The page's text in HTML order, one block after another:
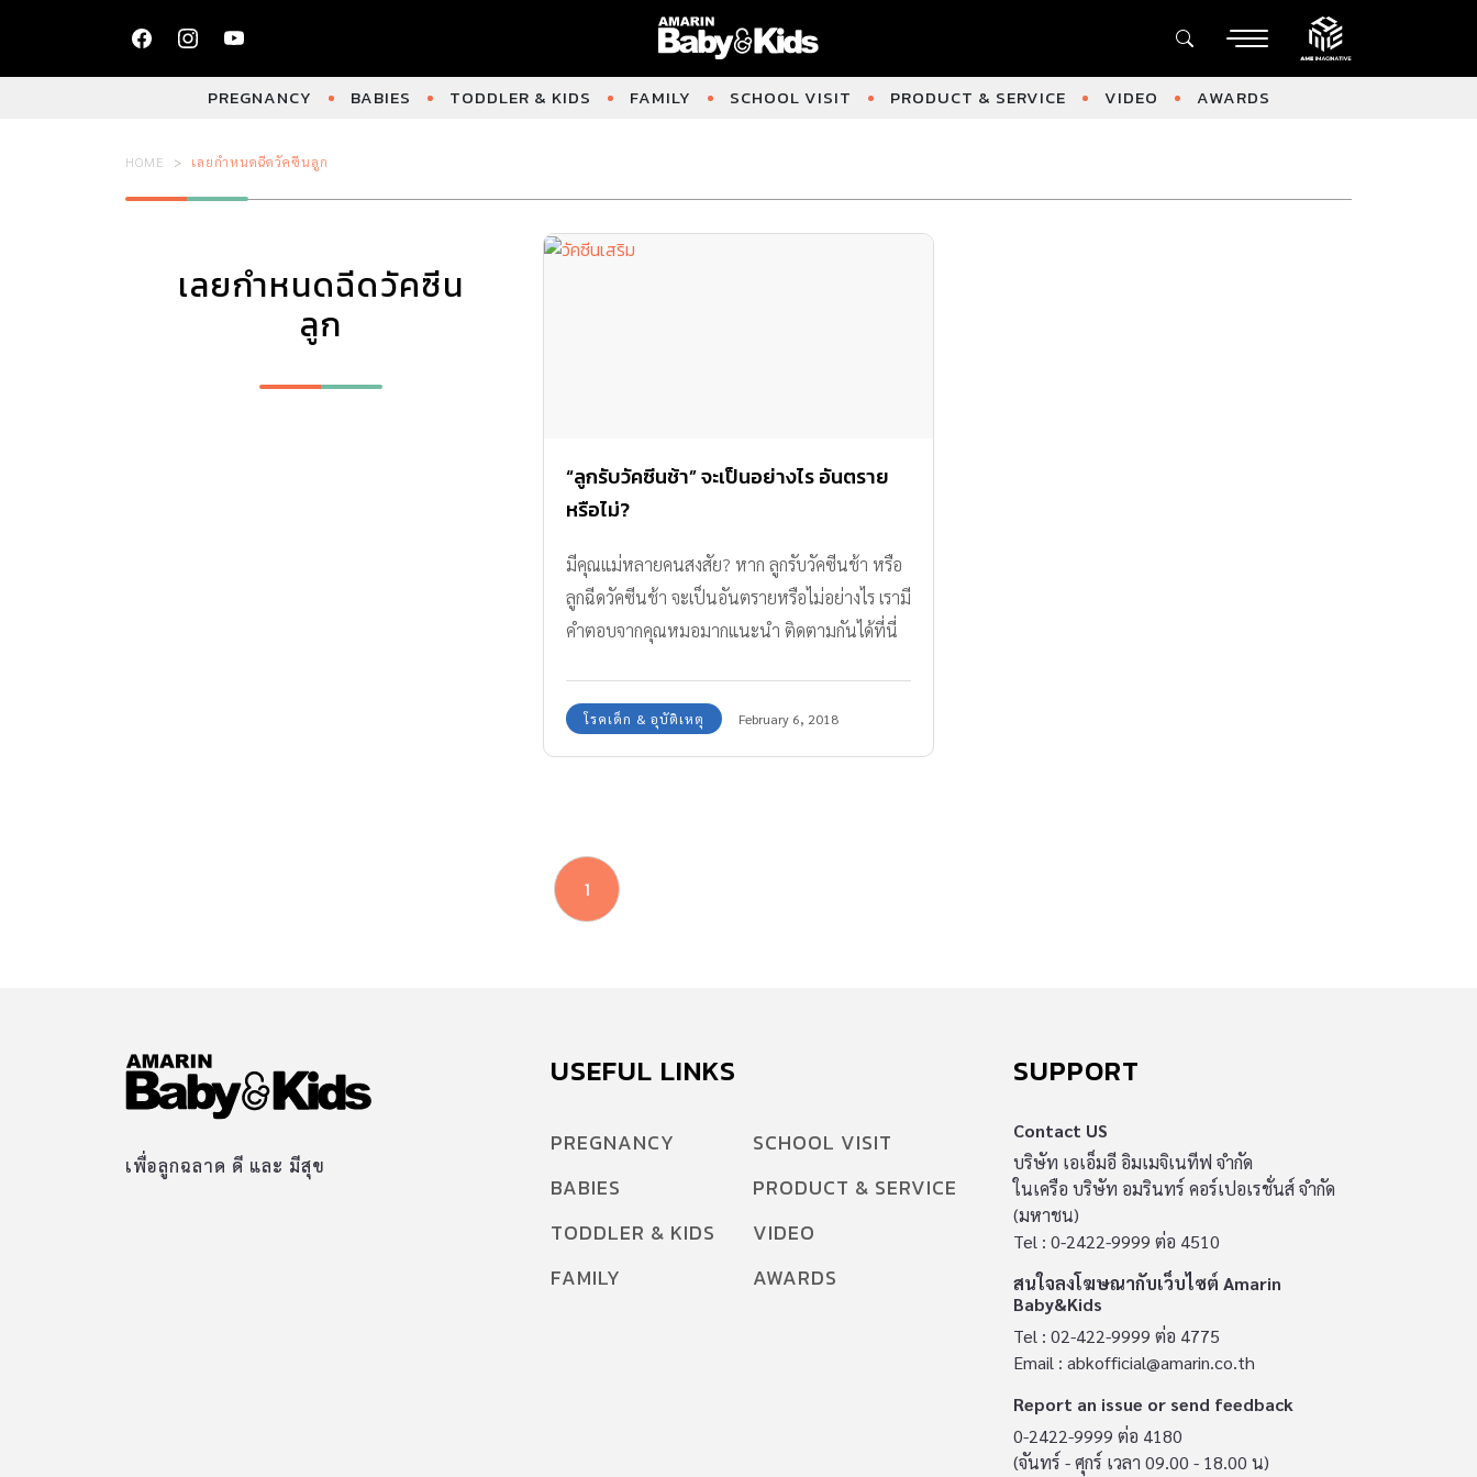
PREGNANCY BABIES TODDLER & KIDS FAMILY SCHOOL VISIT PRODUCT & SERVICE VIDEO AWARDS
HOME เลยกำหนดฉีดวัคซีนลูก
เลยกำหนดฉีดวัคซีน
ลูก
“ลูกรับวัคซีนช้า” จะเป็นอย่างไร อันตราย
หรือไม่?
มีคุณแม่หลายคนสงสัย? หาก ลูกรับวัคซีนช้า หรือ
ลูกฉีดวัคซีนช้า จะเป็นอันตรายหรือไม่อย่างไร เรามี
คำตอบจากคุณหมอมากแนะนำ ติดตามกันได้ที่นี่
โรคเด็ก & อุบัติเหตุ February 6, 2018
1
เพื่อลูกฉลาด ดี และ มีสุข
USEFUL LINKS
PREGNANCY
BABIES
TODDLER & KIDS
FAMILY
SCHOOL VISIT
PRODUCT & SERVICE
VIDEO
AWARDS
SUPPORT
Contact US
บริษัท เอเอ็มอี อิมเมจิเนทีฟ จำกัด
ในเครือ บริษัท อมรินทร์ คอร์เปอเรชั่นส์ จำกัด
(มหาชน)
Tel : 0-2422-9999 ต่อ 4510
สนใจลงโฆษณากับเว็บไซต์ Amarin
Baby&Kids
Tel : 02-422-9999 ต่อ 4775
Email : abkofficial@amarin.co.th
Report an issue or send feedback
0-2422-9999 ต่อ 4180
(จันทร์ - ศุกร์ เวลา 09.00 - 18.00 น)